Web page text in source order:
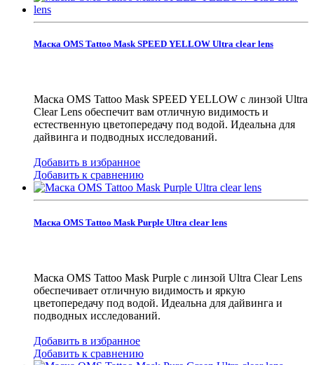
Маска OMS Tattoo Mask SPEED YELLOW Ultra clear lens
Маска OMS Tattoo Mask SPEED YELLOW с линзой Ultra
Clear Lens обеспечит вам отличную видимость и
естественную цветопередачу под водой. Идеальна для
дайвинга и подводных исследований.
Добавить в избранное
Добавить к сравнению
Маска OMS Tattoo Mask Purple Ultra clear lens
Маска OMS Tattoo Mask Purple с линзой Ultra Clear Lens
обеспечивает отличную видимость и яркую
цветопередачу под водой. Идеальна для дайвинга и
подводных исследований.
Добавить в избранное
Добавить к сравнению